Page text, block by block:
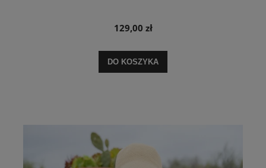
129,00 zł
DO KOSZYKA